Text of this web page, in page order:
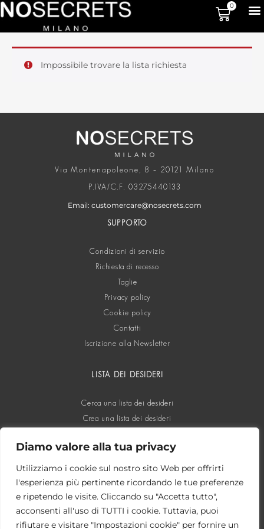
Diamo valore alla tua privacy
Utilizziamo i cookie sul nostro sito Web per offrirti
l'esperienza più pertinente ricordando le tue preferenze
e ripetendo le visite. Cliccando su "Accetta tutto",
acconsenti all'uso di TUTTI i cookie. Tuttavia, puoi
rifiutare e visitare "Impostazioni cookie" per fornire un
0
Impossibile trovare la lista richiesta
Via Montenapoleone, 8 – 20121 Milano
P.IVA/C.F. 03275440133
Email: customercare@nosecrets.com
SUPPORTO
Condizioni di servizio
Richiesta di recesso
Taglie
Privacy policy
Cookie policy
Contatti
Iscrizione alla Newsletter
LISTA DEI DESIDERI
Cerca una lista dei desideri
Crea una lista dei desideri
SOCIAL